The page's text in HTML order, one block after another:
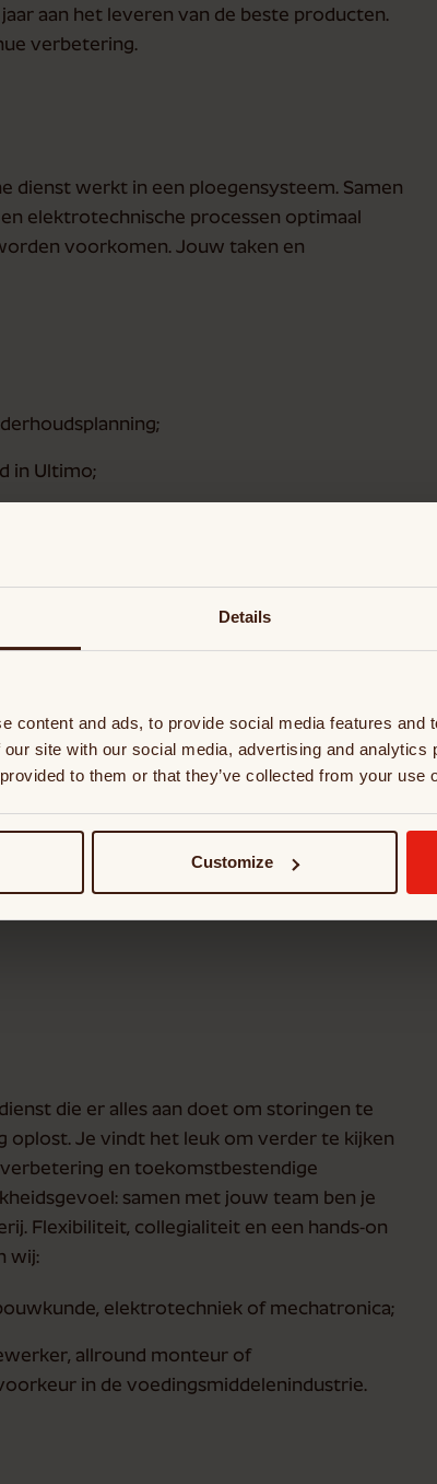
Details
content and ads, to provide social media features and
site with our social media, advertising and analytics
to them or that they’ve collected from your use
Customize
aan het leveren van de beste producten.
verbetering.
dienst werkt in een ploegensysteem. Samen
elektrotechnische processen optimaal
voorkomen. Jouw taken en
in Ultimo;
over structurele oplossingen;
van storingen;
gebruik;
in onderhoudssystemen;
die er alles aan doet om storingen te
oplost. Je vindt het leuk om verder te kijken
en toekomstbestendige
samen met jouw team ben je
Flexibiliteit, collegialiteit en een hands-on
wij:
elektrotechniek of mechatronica;
allround monteur of
in de voedingsmiddelenindustrie.